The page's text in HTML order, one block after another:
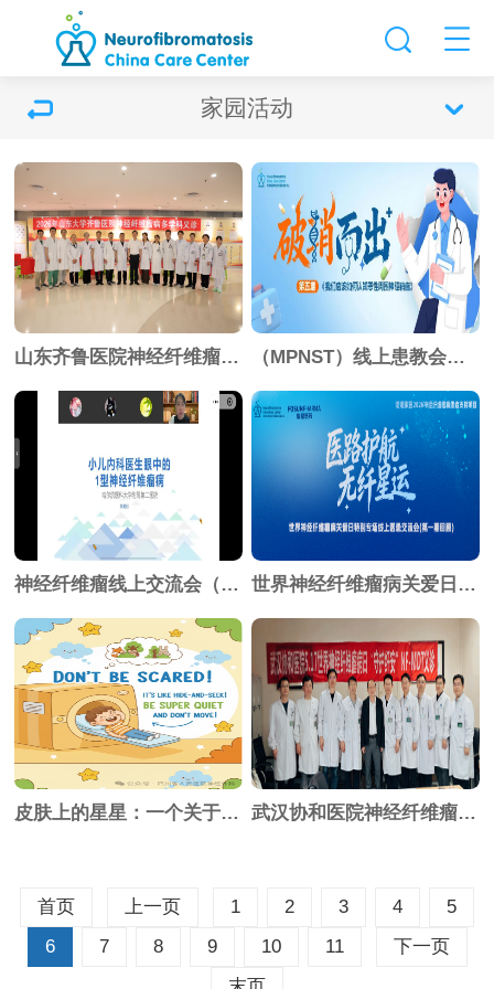
家园活动
山东齐鲁医院神经纤维瘤义诊成功举办 （MPNST）线上患教会第五期预告
神经纤维瘤线上交流会（第六期）回顾 世界神经纤维瘤病关爱日线上交流会回顾
皮肤上的星星：一个关于"NF1"的故事 武汉协和医院神经纤维瘤义诊成功举办
首页 上一页 1 2 3 4
5
6
7 8 9 10 11
下一页